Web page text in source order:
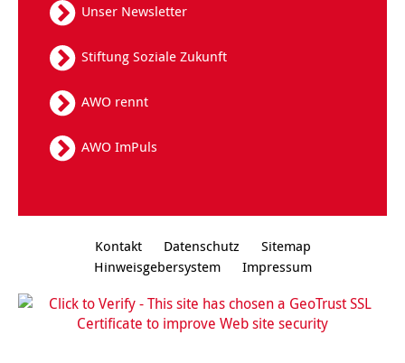
Kindertagesstätte Voltmerstraße
Kindertagesstätte Wiehbergstraße
Unser Newsletter
Stiftung Soziale Zukunft
AWO rennt
AWO ImPuls
Kontakt Datenschutz
Sitemap
Hinweisgebersystem
Impressum